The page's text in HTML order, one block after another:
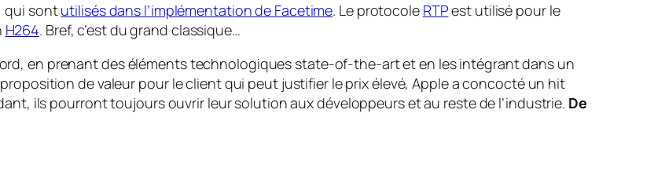
qui sontutilisés dans l’implémentation de Facetime. Le protocole RTPest utilisé pour le
H264. Bref, c’est du grand classique…
en prenant des éléments technologiques state-of-the-artet en les intégrant dans un
de valeur pour le client qui peut justifier le prix élevé, Apple a concocté un hit
ils pourront toujours ouvrir leur solution aux développeurs et au reste de l’industrie. De